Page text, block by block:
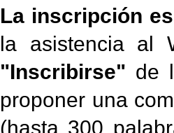
La inscripción
la asistencia al
"Inscribirse" de
proponer una
(hasta 300